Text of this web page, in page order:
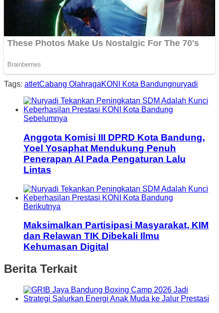
Tags: atletCabang OlahragaKONI Kota Bandungnuryadi
Sebelumnya
Anggota Komisi III DPRD Kota Bandung,
Yoel Yosaphat Mendukung Penuh
Penerapan AI Pada Pengaturan Lalu
Lintas
Berikutnya
Maksimalkan Partisipasi Masyarakat, KIM
dan Relawan TIK Dibekali Ilmu
Kehumasan Digital
Berita Terkait